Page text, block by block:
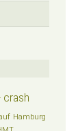
crash
Hamburg